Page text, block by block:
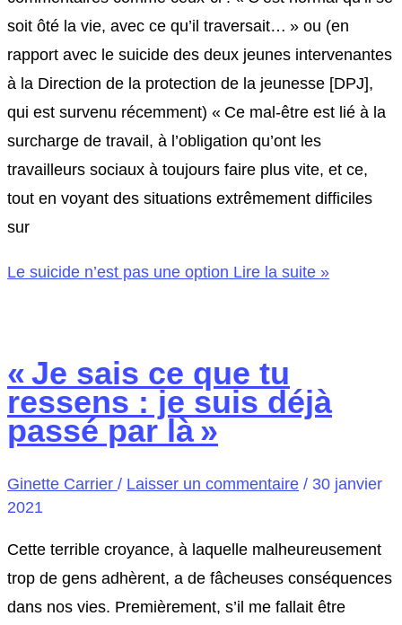
soit ôté la vie, avec ce qu’il traversait… » ou (en
rapport avec le suicide des deux jeunes intervenantes
à la Direction de la protection de la jeunesse [DPJ],
qui est survenu récemment) « Ce mal-être est lié à la
surcharge de travail, à l’obligation qu’ont les
travailleurs sociaux à toujours faire plus vite, et ce,
tout en voyant des situations extrêmement difficiles
sur
Le suicide n’est pas une option Lire la suite »
« Je sais ce que tu
ressens : je suis déjà
passé par là »
Ginette Carrier / Laisser un commentaire / 30 janvier
2021
Cette terrible croyance, à laquelle malheureusement
trop de gens adhèrent, a de fâcheuses conséquences
dans nos vies. Premièrement, s’il me fallait être